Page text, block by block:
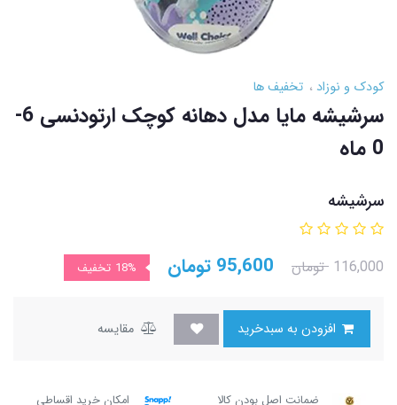
کودک و نوزاد تخفیف ها
سرشیشه مایا مدل دهانه کوچک ارتودنسی 6-
0 ماه
سرشیشه
116,000 تومان 95,600 تومان 18% تخفیف
مقایسه
ضمانت اصل بودن کالا امکان خرید اقساطی